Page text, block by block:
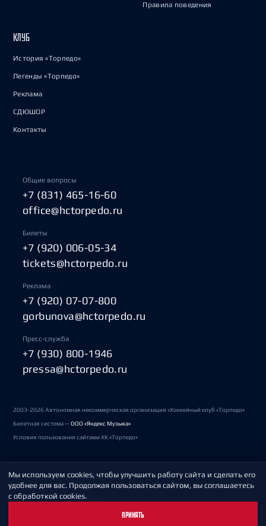
Правила поведения
КЛУБ
История «Торпедо»
Легенды «Торпедо»
Реклама
СДЮШОР
Контакты
Общие вопросы
+7 (831) 465-16-60
office@hctorpedo.ru
Билеты
+7 (920) 006-05-34
tickets@hctorpedo.ru
Реклама
+7 (920) 07-07-800
gorbunova@hctorpedo.ru
Пресс-служба
+7 (930) 800-1946
pressa@hctorpedo.ru
2003-2026 Автономная некоммерческая организация «Хоккейный клуб «Торпедо»
Билетная система —ООО «Яндекс Музыка»
Условия пользования сайтами ХК «Торпедо»
Политика обработки персональных данных
Пользовательское соглашение
Мы используем cookies, чтобы улучшить работу сайта и сделать его
удобнее для вас. Продолжая пользоваться сайтом, вы соглашаетесь
с обработкой cookies.
ПРИНЯТЬ